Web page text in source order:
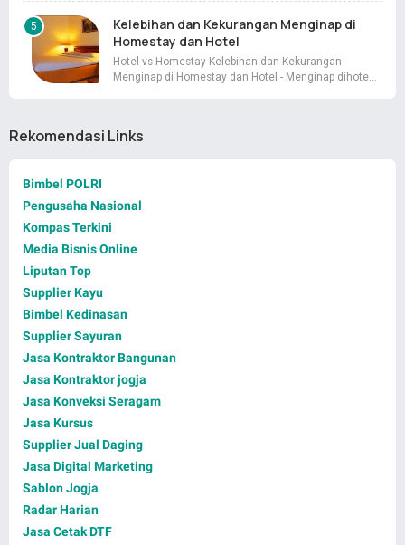
Kelebihan dan Kekurangan Menginap di
Homestay dan Hotel
Hotel vs Homestay Kelebihan dan Kekurangan
Menginap di Homestay dan Hotel - Menginap dihote…
Rekomendasi Links
Bimbel POLRI
Pengusaha Nasional
Kompas Terkini
Media Bisnis Online
Liputan Top
Supplier Kayu
Bimbel Kedinasan
Supplier Sayuran
Jasa Kontraktor Bangunan
Jasa Kontraktor jogja
Jasa Konveksi Seragam
Jasa Kursus
Supplier Jual Daging
Jasa Digital Marketing
Sablon Jogja
Radar Harian
Jasa Cetak DTF